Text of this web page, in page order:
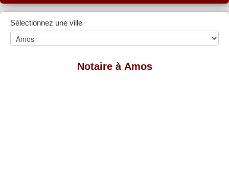
ACCUEIL
MONTRÉAL
QUÉBEC
Sélectionnez une ville
Notaire à Amos